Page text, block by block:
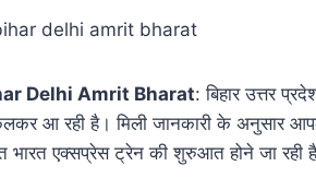
Delhi Amrit Bharat: बिहार उत्तर
आ रही है। मिली जानकारी के अनुसार
भारत एक्सप्रेस ट्रेन की शुरुआत होने जा रही